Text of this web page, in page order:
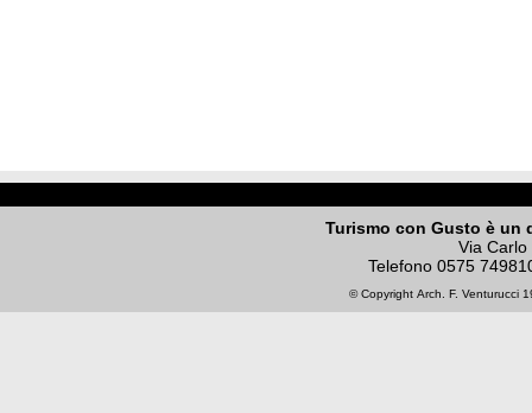
Turismo con Gusto è un
Via
Telefono 0575
© Copyright Arch. F. Venturucci